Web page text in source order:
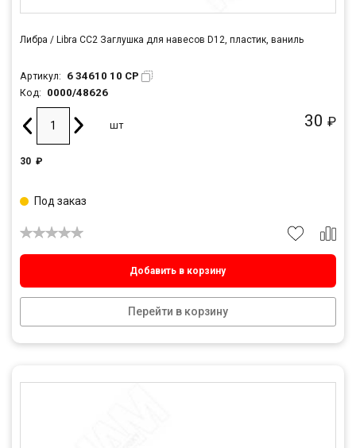
Либра / Libra CC2 Заглушка для навесов D12, пластик, ваниль
Артикул: 6 34610 10 CP
Код: 0000/48626
30 ₽
шт
30 ₽
Добавить в корзину
Перейти в корзину
Под заказ